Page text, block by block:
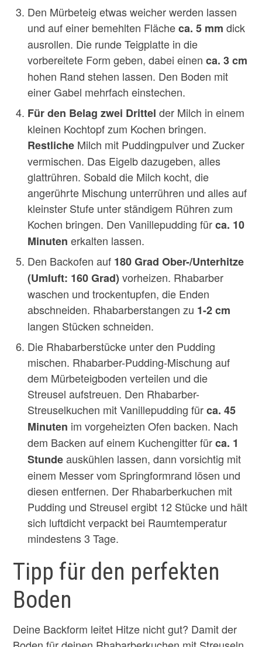
Den Mürbeteig etwas weicher werden lassen
und auf einer bemehlten Flächeca. 5 mm dick
ausrollen. Die runde Teigplatte in die
vorbereitete Form geben, dabei einenca. 3 cm
hohen Rand stehen lassen. Den Boden mit
einer Gabel mehrfach einstechen.
Für den Belag zwei Drittel der Milch in einem
kleinen Kochtopf zum Kochen bringen.
Restliche Milch mit Puddingpulver und Zucker
vermischen. Das Eigelb dazugeben, alles
glattrühren. Sobald die Milch kocht, die
angerührte Mischung unterrühren und alles auf
kleinster Stufe unter ständigem Rühren zum
Kochen bringen. Den Vanillepudding fürca. 10
Minuten erkalten lassen.
Den Backofen auf 180 Grad Ober-/Unterhitze
(Umluft: 160 Grad) vorheizen. Rhabarber
waschen und trockentupfen, die Enden
abschneiden. Rhabarberstangen zu 1-2 cm
langen Stücken schneiden.
Die Rhabarberstücke unter den Pudding
mischen. Rhabarber-Pudding-Mischung auf
dem Mürbeteigboden verteilen und die
Streusel aufstreuen. Den Rhabarber-
Streuselkuchen mit Vanillepudding fürca. 45
Minuten im vorgeheizten Ofen backen. Nach
dem Backen auf einem Kuchengitter fürca. 1
Stundeauskühlen lassen, dann vorsichtig mit
einem Messer vom Springformrand lösen und
diesen entfernen. Der Rhabarberkuchen mit
Pudding und Streusel ergibt 12 Stücke und hält
sich luftdicht verpackt bei Raumtemperatur
mindestens 3 Tage.
Tipp für den perfekten
Boden
Deine Backform leitet Hitze nicht gut? Damit der